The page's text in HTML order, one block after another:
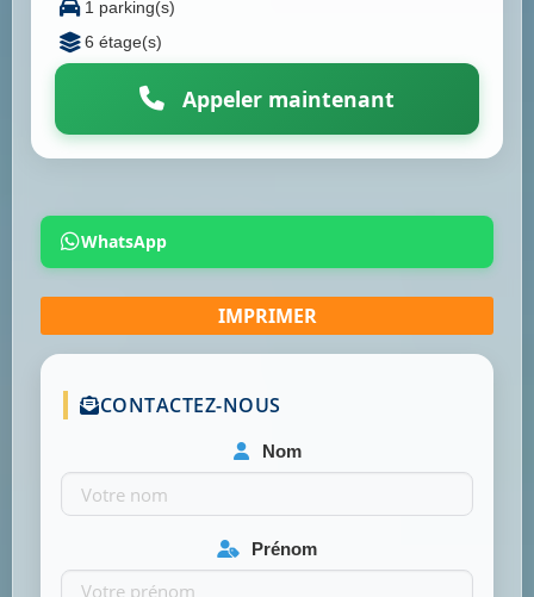
1 parking(s)
6 étage(s)
Appeler maintenant
WhatsApp
CONTACTEZ-NOUS
Nom
Prénom